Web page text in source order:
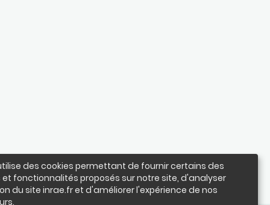
des cookies permettant de fournir certains des
et fonctionnalités proposés sur notre site, d'analyser
du site inrae.fr et d'améliorer l'expérience de nos